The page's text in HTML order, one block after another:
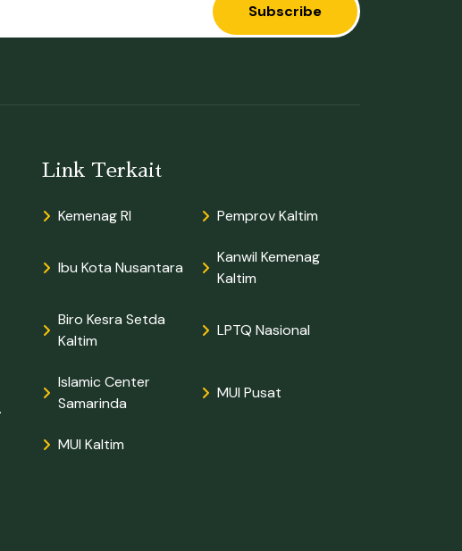
Subscribe
Link Terkait
Kemenag RI Pemprov Kaltim
Ibu Kota Nusantara
Kanwil Kemenag
Kaltim
Biro Kesra Setda
Kaltim
LPTQ Nasional
Islamic Center
Samarinda
MUI Pusat
MUI Kaltim